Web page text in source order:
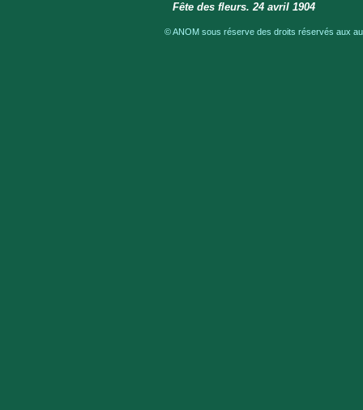
Fête des fleurs. 24 avril 1904
© ANOM sous réserve des droits réservés aux